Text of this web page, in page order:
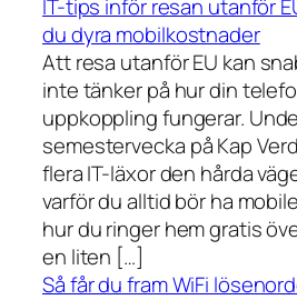
IT-tips inför resan utanför
du dyra mobilkostnader
Att resa utanför EU kan
inte tänker på hur din
uppkoppling fungerar.
semestervecka på Kap
flera IT-läxor den hårda
varför du alltid bör ha
hur du ringer hem gratis
en liten […]
Så får du fram WiFi